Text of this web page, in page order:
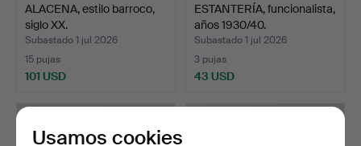
ALACENA, estilo barroco,
siglo XX.
Subastado 1 jul 2026
15 pujas
101 USD
ESTANTERÍA, funcionalista,
años 1930/40.
Subastado 1 jul 2026
3 pujas
43 USD
Usamos cookies